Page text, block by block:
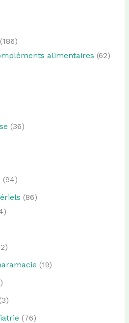
(186)
alimentaires (62)
(36)
(94)
(86)
(19)
(76)